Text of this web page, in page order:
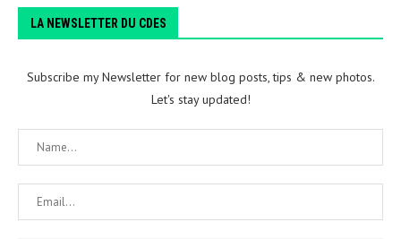
LA NEWSLETTER DU CDES
Subscribe my Newsletter for new blog posts, tips & new photos.
Let's stay updated!